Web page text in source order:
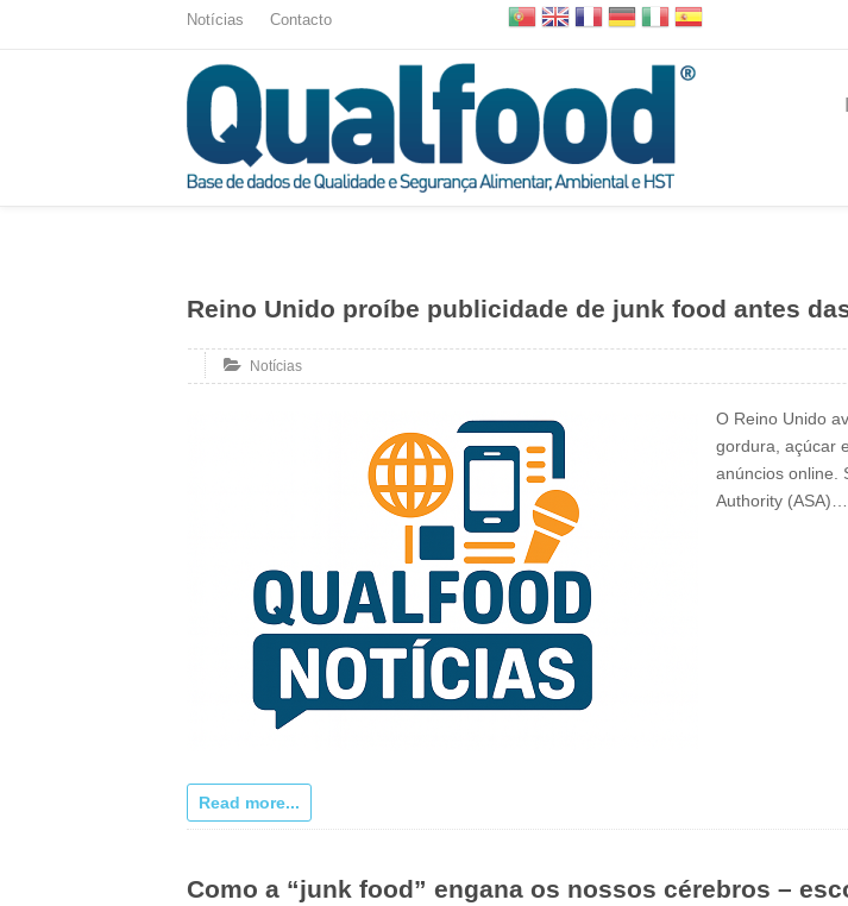
Notícias Contacto
Reino Unido proíbe publicidade de junk food antes
Notícias
O Reino Unido
gordura, açúcar
anúncios online.
Authority (ASA)…
Read more...
Como a “junk food” engana os nossos cérebros –